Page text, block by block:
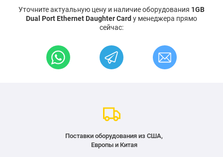
Уточните актуальную цену и наличие оборудования 1GB
Dual Port Ethernet Daughter Card у менеджера прямо
сейчас:
Поставки оборудования из США,
Европы и Китая